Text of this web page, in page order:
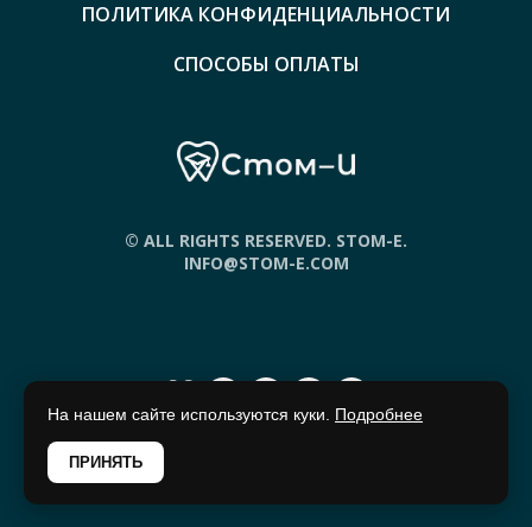
На нашем сайте используются куки. Подробнее
ПРИНЯТЬ
ПОЛИТИКА КОНФИДЕНЦИАЛЬНОСТИ
СПОСОБЫ ОПЛАТЫ
© ALL RIGHTS RESERVED. STOM-E.
INFO@STOM-E.COM